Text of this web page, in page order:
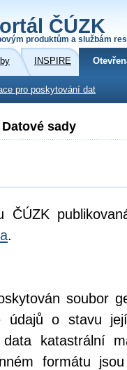
ČÚZK
produktům a službám
INSPIRE
pro poskytování dat
sady
ČÚZK
.
soubor
údajů o stavu
katastrální
formátu